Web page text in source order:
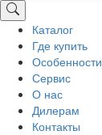
Каталог
Где купить
Особенности
Сервис
О нас
Дилерам
Контакты